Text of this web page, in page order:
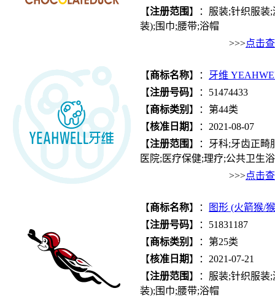
【注册范围】：服装;针织服装
装);围巾;腰带;浴帽
>>>点击
【商标名称】：
牙维
【注册号码】：51474433
【商标类别 】：第44类
【核准日期】：2021-08-07
【注册范围】：牙科;牙齿正畸
医院;医疗保健;理疗;公共卫生
>>>点击
【商标名称】：
图形 (火箭猴/
【注册号码】：51831187
【商标类别 】：第25类
【核准日期】：2021-07-21
【注册范围】：服装;针织服装
装);围巾;腰带;浴帽